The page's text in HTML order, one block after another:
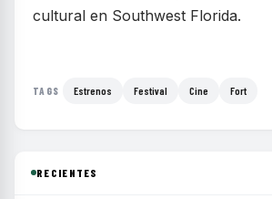
cultural en Southwest Florida.
TAGS Estrenos Festival Cine Fort
RECIENTES